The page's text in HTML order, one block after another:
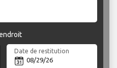
Date de restitution